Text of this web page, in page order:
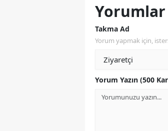
Yorumlar
Takma Ad
Yorum yapmak için,
Yorum Yazın (500